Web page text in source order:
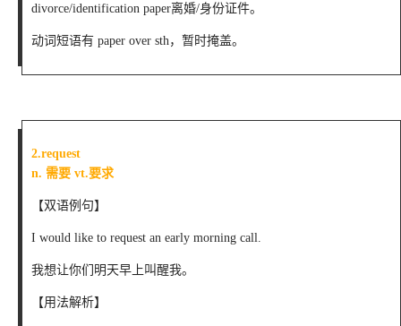
divorce/identification paper离婚/身份证件。
动词短语有 paper over sth，暂时掩盖。
2.request
n. 需要 vt.要求
【双语例句】
I would like to request an early morning call.
我想让你们明天早上叫醒我。
【用法解析】